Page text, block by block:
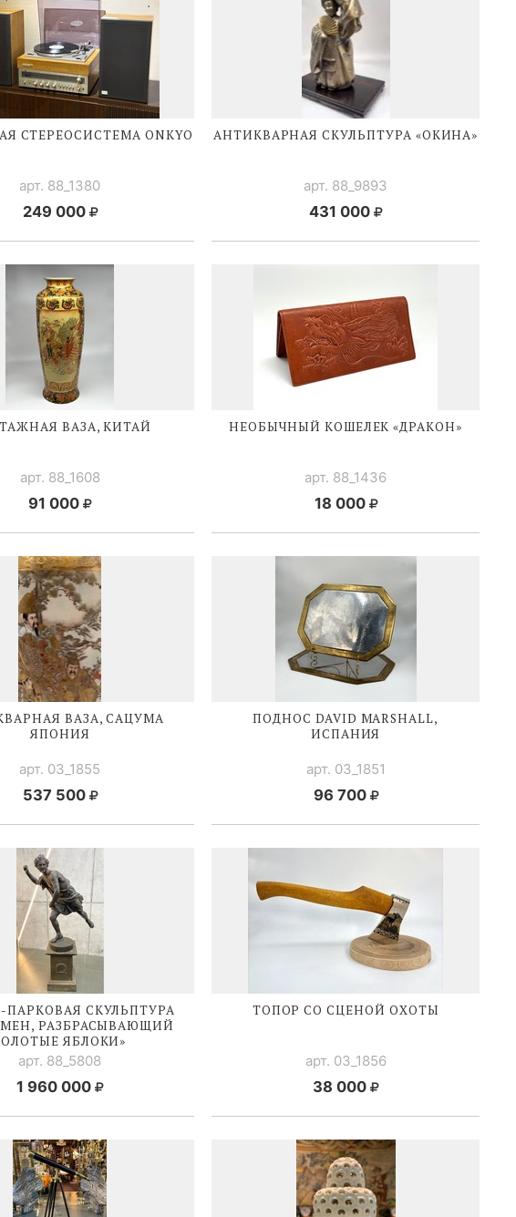
СТЕРЕОСИСТЕМА ONKYO
арт. 88_1380
249 000
АНТИКВАРНАЯ СКУЛЬПТУРА «ОКИНА»
арт. 88_9893
431 000
ВАЗА, КИТАЙ
арт. 88_1608
91 000
НЕОБЫЧНЫЙ КОШЕЛЕК «ДРАКОН»
арт. 88_1436
18 000
ВАЗА, САЦУМА
ЯПОНИЯ
арт. 03_1855
537 500
ПОДНОС DAVID MARSHALL,
ИСПАНИЯ
арт. 03_1851
96 700
ПАРКОВАЯ СКУЛЬПТУРА
РАЗБРАСЫВАЮЩИЙ
ЯБЛОКИ»
арт. 88_5808
1 960 000
ТОПОР СО СЦЕНОЙ ОХОТЫ
арт. 03_1856
38 000